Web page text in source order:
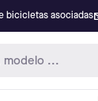
bicicletas asociadas